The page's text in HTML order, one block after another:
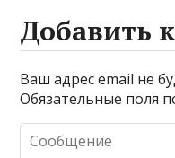
Добавить
Ваш адрес email не
Обязательные поля